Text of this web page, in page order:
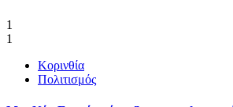
1
1
Κορινθία
Πολιτισμός